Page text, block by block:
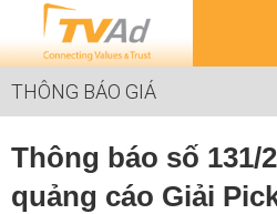
THÔNG BÁO GIÁ
Thông báo số 131/
quảng cáo Giải